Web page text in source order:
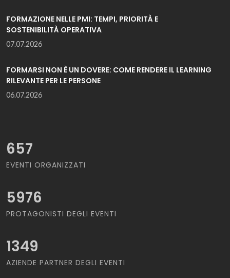
FORMAZIONE NELLE PMI: TEMPI, PRIORITÀ E
SOSTENIBILITÀ OPERATIVA
07.07.2026
FORMARSI NON È UN DOVERE: COME RENDERE IL LEARNING
RILEVANTE PER LE PERSONE
06.07.2026
657
EVENTI ORGANIZZATI
5976
PROTAGONISTI DEGLI EVENTI
1349
AZIENDE PARTNER DEGLI EVENTI